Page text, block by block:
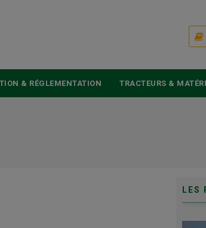
& RÉGLEMENTATION TRACTEURS &
LES